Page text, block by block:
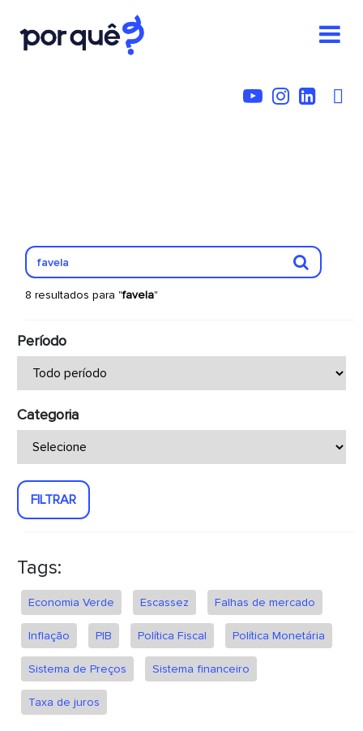
8 resultados para "favela"
Período
Categoria
FILTRAR
Tags:
Economia Verde Escassez Falhas de mercado
Inflação PIB Política Fiscal Política Monetária
Sistema de Preços Sistema financeiro
Taxa de juros